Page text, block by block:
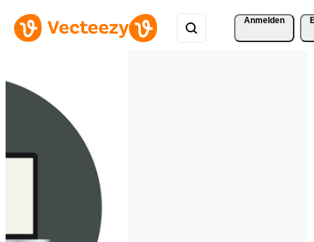
Anmelden